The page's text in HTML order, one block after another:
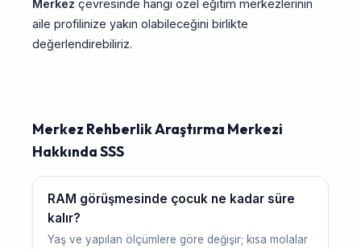
Merkez çevresinde hangi özel eğitim merkezlerinin
aile profilinize yakın olabileceğini birlikte
değerlendirebiliriz.
Merkez Rehberlik Araştırma Merkezi
Hakkında SSS
RAM görüşmesinde çocuk ne kadar süre
kalır?
Yaş ve yapılan ölçümlere göre değişir; kısa molalar